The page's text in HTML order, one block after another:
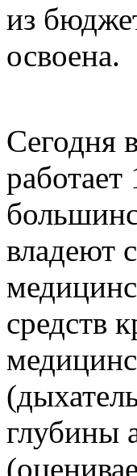
из
освоена.
Сегодня
владеют
средств
глубины